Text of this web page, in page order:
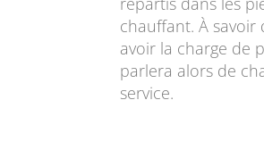
chauffant. À
avoir la charge de
parlera alors de
service.